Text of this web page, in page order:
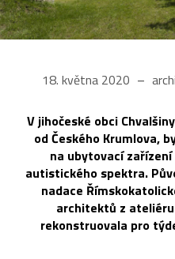
18. května 2020
V jihočeské obci
od Českého Krumlova,
na ubytovací
autistického spektra.
nadace
architektů z
rekonstruovala pro